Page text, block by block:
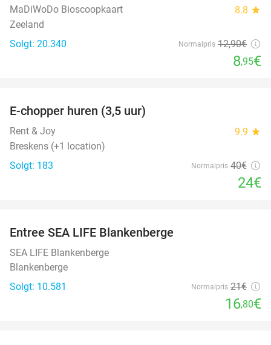
MaDiWoDo Bioscoopkaart 8.8 star
Zeeland
Solgt: 20.340
Normalpris 12,90€
8,95€
E-chopper huren (3,5 uur)
Rent & Joy 9.9 star
Breskens (+1 location)
Solgt: 183
Normalpris 40€
24€
Entree SEA LIFE Blankenberge
SEA LIFE Blankenberge
Blankenberge
Solgt: 10.581
Normalpris 21€
16,80€